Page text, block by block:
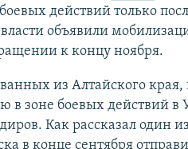
действий только
объявили
к концу ноября.
из Алтайского края,
в зоне боевых действий
Как рассказал один
в конце сентября